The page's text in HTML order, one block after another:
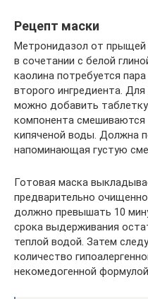
Рецепт маски
Метронидазол от прыщей
в сочетании с белой
каолина потребуется
второго ингредиента.
можно добавить
компонента
кипяченой воды. Должна
напоминающая густую
Готовая маска
предварительно
должно превышать 10
срока выдерживания
теплой водой. Затем
количество
некомедогенной формулой.